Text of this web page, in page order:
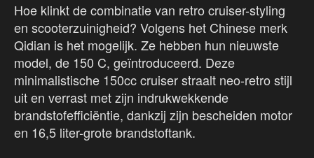
Hoe klinkt de combinatie van retro cruiser-styling
en scooterzuinigheid? Volgens het Chinese merk
Qidian is het mogelijk. Ze hebben hun nieuwste
model, de 150 C, geïntroduceerd. Deze
minimalistische 150cc cruiser straalt neo-retro stijl
uit en verrast met zijn indrukwekkende
brandstofefficiëntie, dankzij zijn bescheiden motor
en 16,5 liter-grote brandstoftank.